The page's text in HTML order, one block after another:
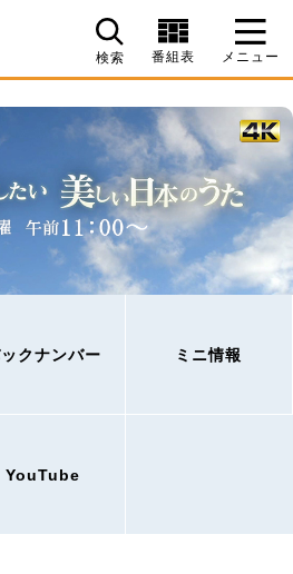
検索 番組表 メニュー
クナンバー ミニ情報
YouTube